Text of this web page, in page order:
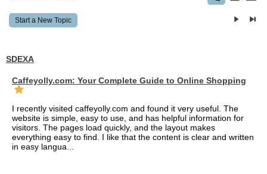
Start a New Topic
SDEXA
Caffeyolly.com: Your Complete Guide to Online Shopping
I recently visited caffeyolly.com and found it very useful. The
website is simple, easy to use, and has helpful information for
visitors. The pages load quickly, and the layout makes
everything easy to find. I like that the content is clear and written
in easy langua...